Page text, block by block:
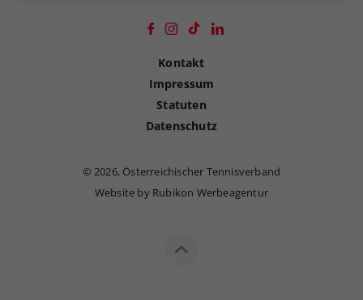
Kontakt
Impressum
Statuten
Datenschutz
©2026, Österreichischer Tennisverband
Website by Rubikon Werbeagentur